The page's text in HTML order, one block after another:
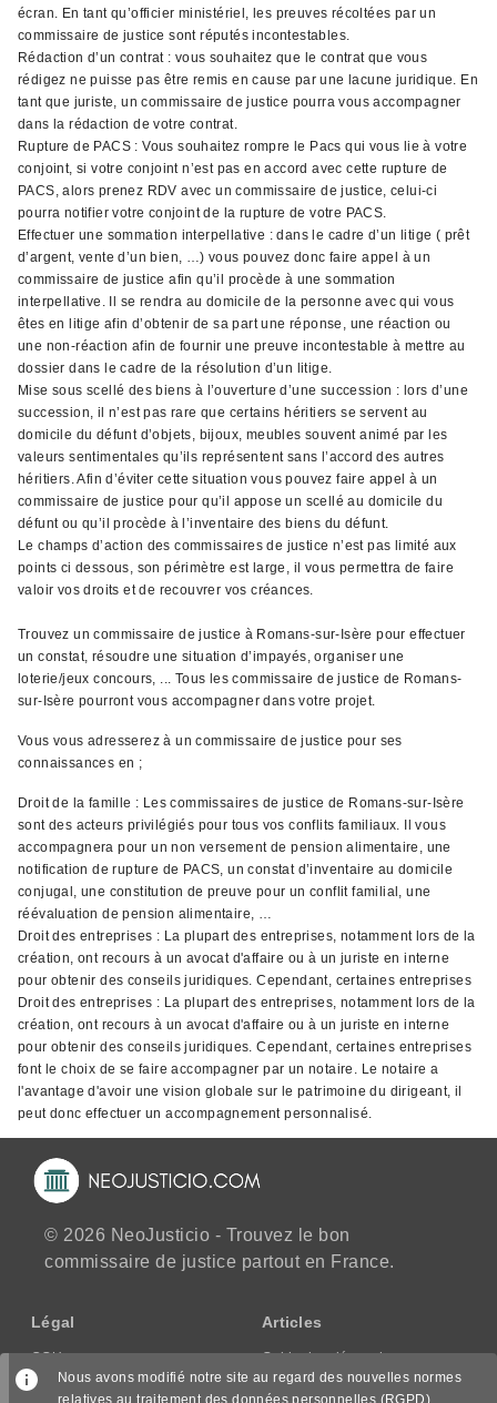
écran. En tant qu’officier ministériel, les preuves récoltées par un
commissaire de justice sont réputés incontestables.
Rédaction d’un contrat : vous souhaitez que le contrat que vous
rédigez ne puisse pas être remis en cause par une lacune juridique. En
tant que juriste, un commissaire de justice pourra vous accompagner
dans la rédaction de votre contrat.
Rupture de PACS : Vous souhaitez rompre le Pacs qui vous lie à votre
conjoint, si votre conjoint n’est pas en accord avec cette rupture de
PACS, alors prenez RDV avec un commissaire de justice, celui-ci
pourra notifier votre conjoint de la rupture de votre PACS.
Effectuer une sommation interpellative : dans le cadre d’un litige ( prêt
d’argent, vente d’un bien, …) vous pouvez donc faire appel à un
commissaire de justice afin qu’il procède à une sommation
interpellative. Il se rendra au domicile de la personne avec qui vous
êtes en litige afin d’obtenir de sa part une réponse, une réaction ou
une non-réaction afin de fournir une preuve incontestable à mettre au
dossier dans le cadre de la résolution d’un litige.
Mise sous scellé des biens à l’ouverture d’une succession : lors d’une
succession, il n’est pas rare que certains héritiers se servent au
domicile du défunt d’objets, bijoux, meubles souvent animé par les
valeurs sentimentales qu’ils représentent sans l’accord des autres
héritiers. Afin d’éviter cette situation vous pouvez faire appel à un
commissaire de justice pour qu’il appose un scellé au domicile du
défunt ou qu’il procède à l’inventaire des biens du défunt.
Le champs d’action des commissaires de justice n’est pas limité aux
points ci dessous, son périmètre est large, il vous permettra de faire
valoir vos droits et de recouvrer vos créances.
Trouvez un commissaire de justice à Romans-sur-Isère pour effectuer
un constat, résoudre une situation d’impayés, organiser une
loterie/jeux concours, ... Tous les commissaire de justice de Romans-
sur-Isère pourront vous accompagner dans votre projet.
Vous vous adresserez à un commissaire de justice pour ses
connaissances en ;
Droit de la famille : Les commissaires de justice de Romans-sur-Isère
sont des acteurs privilégiés pour tous vos conflits familiaux. Il vous
accompagnera pour un non versement de pension alimentaire, une
notification de rupture de PACS, un constat d’inventaire au domicile
conjugal, une constitution de preuve pour un conflit familial, une
réévaluation de pension alimentaire, …
Droit des entreprises : La plupart des entreprises, notamment lors de la
création, ont recours à un avocat d'affaire ou à un juriste en interne
pour obtenir des conseils juridiques. Cependant, certaines entreprises
Droit des entreprises : La plupart des entreprises, notamment lors de la
création, ont recours à un avocat d'affaire ou à un juriste en interne
pour obtenir des conseils juridiques. Cependant, certaines entreprises
font le choix de se faire accompagner par un notaire. Le notaire a
l'avantage d'avoir une vision globale sur le patrimoine du dirigeant, il
peut donc effectuer un accompagnement personnalisé.
© 2026 NeoJusticio - Trouvez le bon
commissaire de justice partout en France.
Légal
CGU
CGV/CPPS
Articles
Guide des démarches
Nous avons modifié notre site au regard des nouvelles normes
relatives au traitement des données personnelles (RGPD),